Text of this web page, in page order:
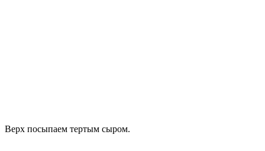
Верх посыпаем тертым сыром.